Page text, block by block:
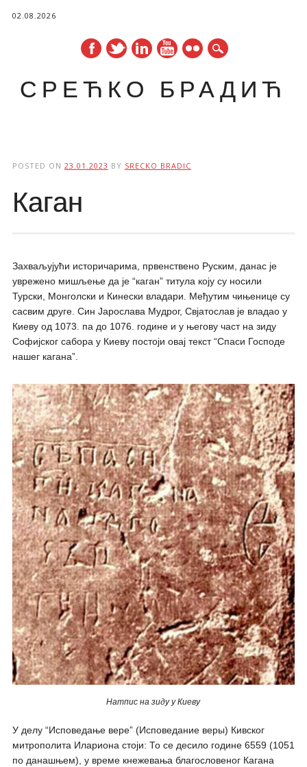
02.08.2026
СРЕЋКО БРАДИЋ
POSTED ON 23.01.2023 BY SRECKO BRADIC
Каган
Захваљујући историчарима, првенствено Руским, данас је
уврежено мишљење да је “каган” титула коју су носили
Турски, Монголски и Кинески владари. Међутим чињенице су
сасвим друге. Син Јарослава Мудрог, Свјатослав је владао у
Киеву од 1073. па до 1076. године и у његову част на зиду
Софијског сабора у Киеву постоји овај текст “Спаси Господе
нашег кагана”.
Натпис на зиду у Киеву
У делу “Исповедање вере” (Исповедание веры) Кивског
митрополита Илариона стоји: То се десило године 6559 (1051
по данашњем), у време кнежевања благословеног Кагана